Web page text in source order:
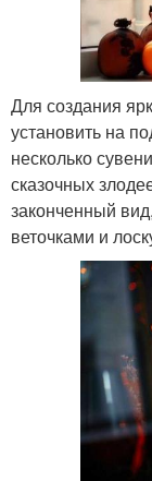
Для создания
установить на
несколько
сказочных
законченный
веточками и